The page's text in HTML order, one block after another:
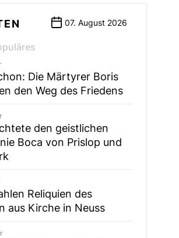
07. August 2026
Die Märtyrer Boris
den Weg des Friedens
den geistlichen
Boca von Prislop und
Reliquien des
aus Kirche in Neuss